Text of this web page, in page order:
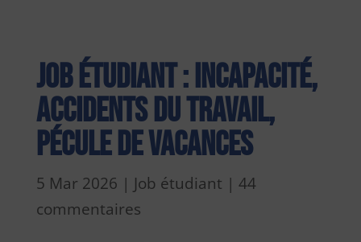
Job étudiant : incapacité,
accidents du travail,
pécule de vacances
5 Mar 2026 | Job étudiant | 44
commentaires